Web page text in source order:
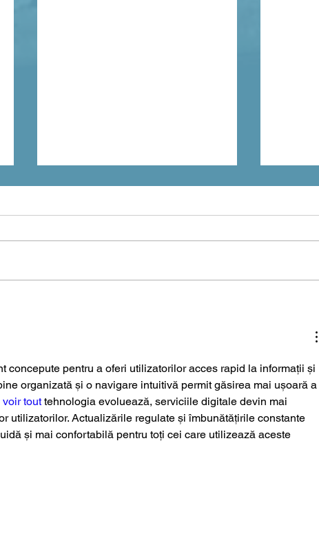
concepute pentru a oferi utilizatorilor acces rapid la informații și
organizată și o navigare intuitivă permit găsirea mai ușoară a
voir tout tehnologia evoluează, serviciile digitale devin mai
utilizatorilor. Actualizările regulate și îmbunătățirile constante
și mai confortabilă pentru toți cei care utilizează aceste